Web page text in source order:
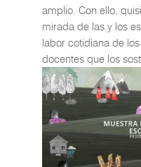
amplio. Con ello,
mirada de las y los
labor cotidiana de
docentes que los